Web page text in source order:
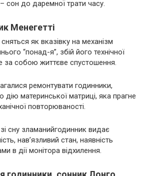
сон до даремної трати часу.
Менегетті
як вказівку на механізм
“понад-я”, збій його технічної
за собою життєве спустошення.
ремонтувати годинники,
материнської матриці, яка прагне
повторюваності.
сну зламанийгодинник видає
нав’язливий стан, наявність
в дії монітора відхилення.